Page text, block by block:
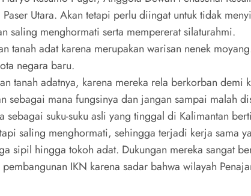
Utara. Akan tetapi perlu diingat untuk tidak
saling menghormati serta mempererat silaturahmi.
adat karena merupakan warisan nenek
negara baru.
tanah adatnya, karena mereka rela berkorban demi
sebagai mana fungsinya dan jangan sampai malah
suku-suku asli yang tinggal di Kalimantan
saling menghormati, sehingga terjadi kerja sama
sipil hingga tokoh adat. Dukungan mereka sangat
IKN karena sadar bahwa wilayah